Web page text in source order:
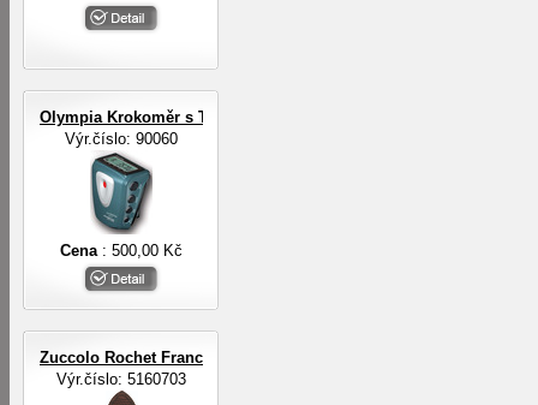
Olympia Krokoměr s TF senzorem
Výr.číslo: 90060
Cena : 500,00 Kč
Zuccolo Rochet Francie ZRC ROCHET
Výr.číslo: 5160703